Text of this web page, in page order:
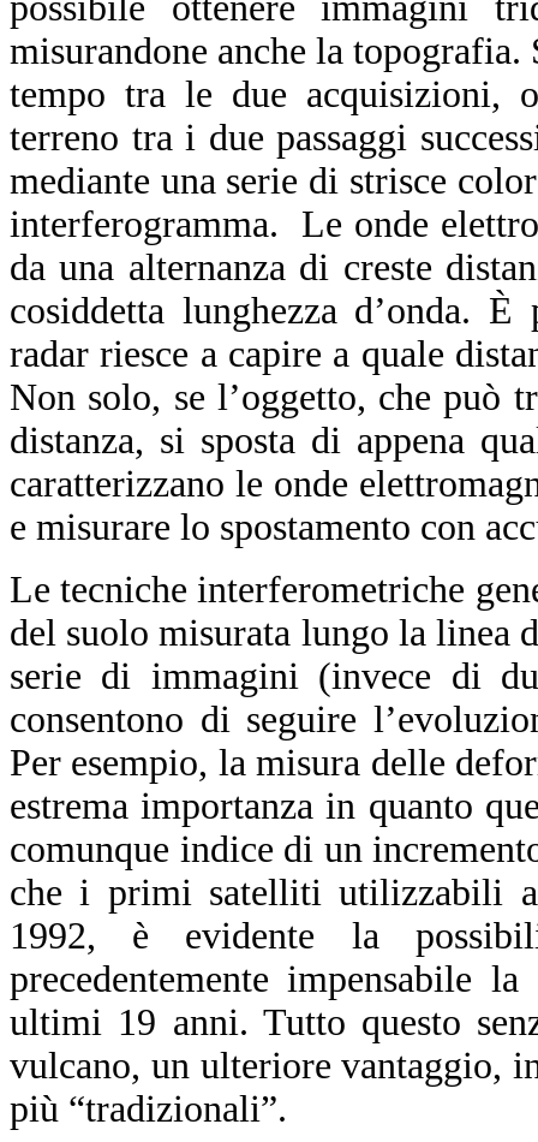
misurandone anche la
tempo tra le due acquisizioni,
terreno tra i due passaggi
mediante una serie di strisce
interferogramma. Le onde
da una alternanza di creste
cosiddetta lunghezza d’onda.
radar riesce a capire a quale
Non solo, se l’oggetto, che può
distanza, si sposta di appena
caratterizzano le onde
e misurare lo spostamento con
Le tecniche interferometriche
del suolo misurata lungo la linea
serie di immagini (invece di
consentono di seguire
Per esempio, la misura delle
estrema importanza in quanto
comunque indice di un
che i primi satelliti utilizzabili
1992, è evidente la
precedentemente impensabile
ultimi 19 anni. Tutto questo
vulcano, un ulteriore vantaggio,
più “tradizionali”.